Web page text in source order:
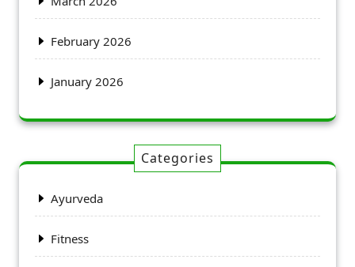
February 2026
January 2026
Categories
Ayurveda
Fitness